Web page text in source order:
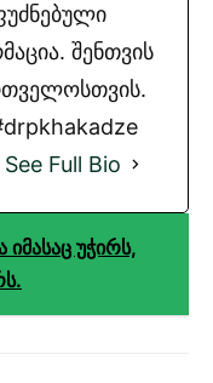
შენთვის
See Full Bio
უჭირს,